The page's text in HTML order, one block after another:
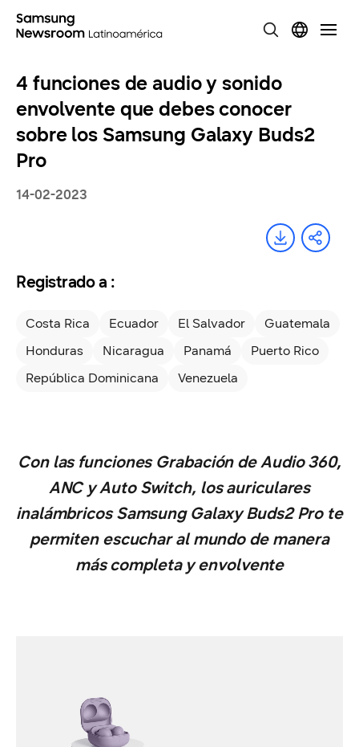
4 funciones de audio y sonido
envolvente que debes conocer
sobre los Samsung Galaxy Buds2
Pro
14-02-2023
Registrado a :
Costa Rica Ecuador El Salvador
Guatemala
Honduras
Nicaragua Panamá
Puerto Rico
República Dominicana
Venezuela
Con las funciones Grabación de Audio 360,
ANC y Auto Switch, los auriculares
inalámbricos Samsung Galaxy Buds2 Pro te
permiten escuchar al mundo de manera
más completa y envolvente